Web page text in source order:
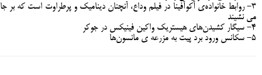
۳- روابط خانواده‌ی آکوآفینا در فیلم وداع، آنچنان دینامیک و پرطراوت است که بر
می نشیند
۴- سیگار کشیدن‌های هیستریک واکین فینیکس در جوکر
۵- سکانس ورود برد پیت به مزرعه ی مانسون‌ها